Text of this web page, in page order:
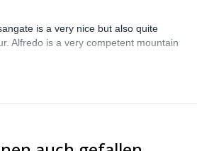
is a very nice but also quite
Alfredo is a very competent mountain